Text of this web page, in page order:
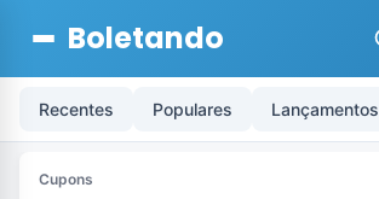
Boletando
Recentes Populares Lançamentos
Cupons